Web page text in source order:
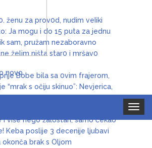
novo
Toggle
ženu za prov0d, nudim veIiki
Ja mogu i do 15 puta za jednu
sam, pružam nezaboravno
želim ništa star0 i mršav0
Bobe bila sa 0vim frajerom,
“mrak s očiju skinuo”: Nevjerica,
auu – otpjevala mu i pjesmu
i više nego žalostan, samo čekao
Keba poslije 3 decenije ljubavi
brak s Oljom